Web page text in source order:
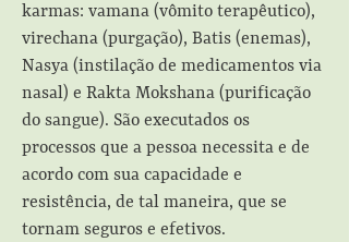
karmas: vamana (vômito terapêutico),
virechana (purgação), Batis (enemas),
Nasya (instilação de medicamentos via
nasal) e Rakta Mokshana (purificação
do sangue). São executados os
processos que a pessoa necessita e de
acordo com sua capacidade e
resistência, de tal maneira, que se
tornam seguros e efetivos.